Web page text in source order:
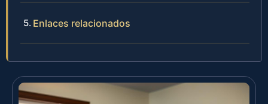
Enlaces relacionados